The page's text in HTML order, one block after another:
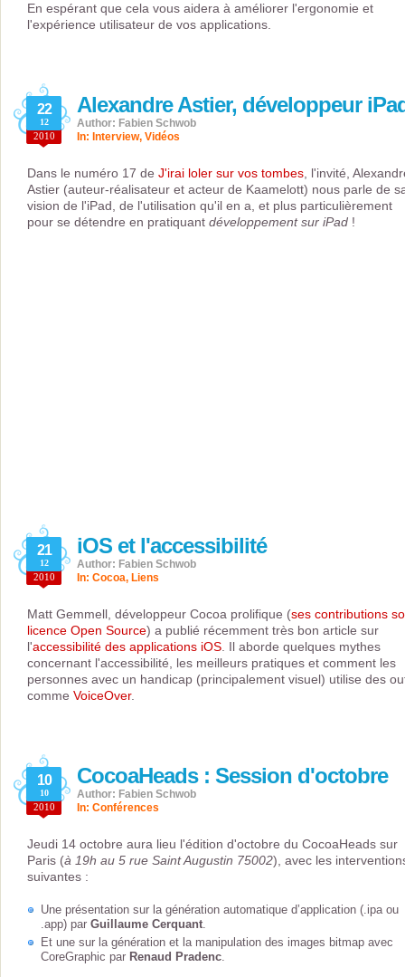
En espérant que cela vous aidera à améliorer l'ergonomie et
l'expérience utilisateur de vos applications.
Alexandre Astier, développeur
22
12
2010
Author: Fabien Schwob
In: Interview, Vidéos
Dans le numéro 17 de J'irai loler sur vos tombes, l'invité,
Astier (auteur-réalisateur et acteur de Kaamelott) nous parle de
vision de l'iPad, de l'utilisation qu'il en a, et plus particulièrement
pour se détendre en pratiquant développement sur iPad !
iOS et l'accessibilité
21
12
2010
Author: Fabien Schwob
In: Cocoa, Liens
Matt Gemmell, développeur Cocoa prolifique (ses contributions
licence Open Source) a publié récemment très bon article sur
l'accessibilité des applications iOS. Il aborde quelques mythes
concernant l'accessibilité, les meilleurs pratiques et comment les
personnes avec un handicap (principalement visuel) utilise des
comme VoiceOver.
CocoaHeads : Session d'octobre
10
10
2010
Author: Fabien Schwob
In: Conférences
Jeudi 14 octobre aura lieu l'édition d'octobre du CocoaHeads sur
Paris (à 19h au 5 rue Saint Augustin 75002), avec les
suivantes :
Une présentation sur la génération automatique d’application (.ipa ou
.app) par Guillaume Cerquant.
Et une sur la génération et la manipulation des images bitmap avec
CoreGraphic par Renaud Pradenc.